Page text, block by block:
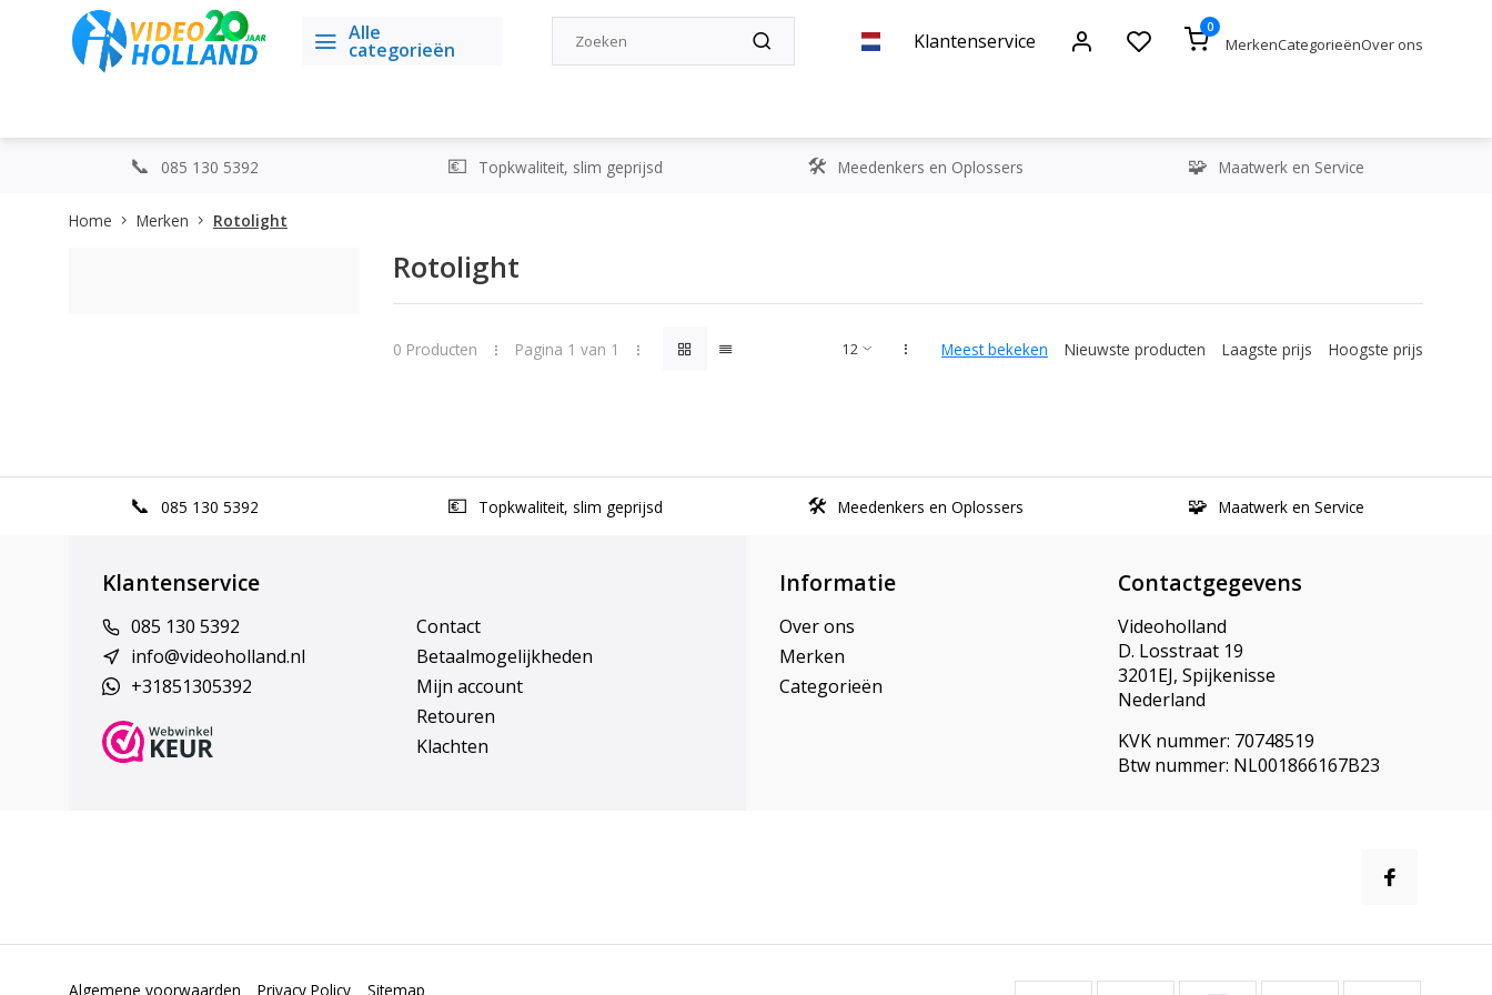
Alle
categorieën Klantenservice
0
MerkenCategorieënOver ons
085 130 5392 Topkwaliteit, slim geprijsd Meedenkers en Oplossers Maatwerk en Service
Home Merken Rotolight
Rotolight
0 Producten Pagina 1 van 1 Meest bekeken Nieuwste producten Laagste prijs Hoogste prijs
085 130 5392 Topkwaliteit, slim geprijsd Meedenkers en Oplossers Maatwerk en Service
Klantenservice
085 130 5392
info@videoholland.nl
+31851305392
Contact
Betaalmogelijkheden
Mijn account
Retouren
Klachten
Informatie
Over ons
Merken
Categorieën
Contactgegevens
Videoholland
D. Losstraat 19
3201EJ, Spijkenisse
Nederland
KVK nummer: 70748519
Btw nummer: NL001866167B23
Algemene voorwaarden Privacy Policy Sitemap